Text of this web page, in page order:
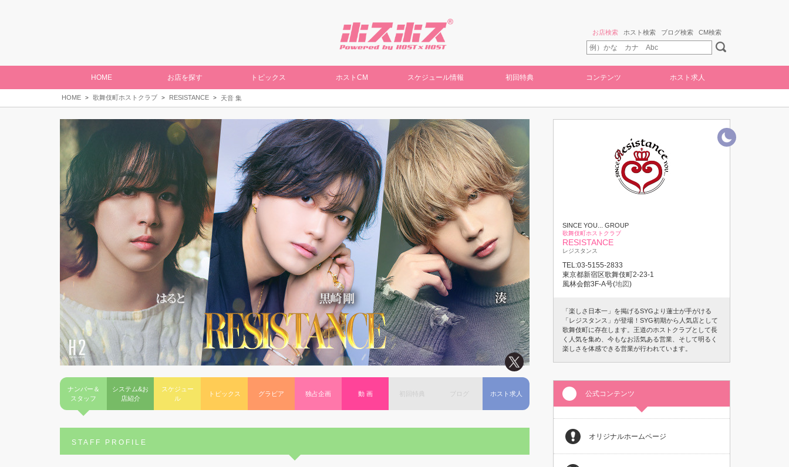
お店検索 ホスト検索 ブログ検索 CM検索
HOME お店を探す トピックス ホストCM スケジュール情報 初回特典 コンテンツ ホスト求人
HOME 歌舞伎町ホストクラブ RESISTANCE 天音 集
ナンバー＆
スタッフ
システム&お
店紹介
スケジュー
ル
トピックス グラビア 独占企画 動 画 初回特典 ブログ ホスト求人
STAFF PROFILE
SINCE YOU... GROUP
歌舞伎町ホストクラブ
RESISTANCE
レジスタンス
TEL:03-5155-2833
東京都新宿区歌舞伎町2-23-1
風林会館3F-A号(地図)
「楽しさ日本一」を掲げるSYGより蓮士が手がける
「レジスタンス」が登場！SYG初期から人気店として
歌舞伎町に存在します。王道のホストクラブとして長
く人気を集め、今もなお活気ある営業、そして明るく
楽しさを体感できる営業が行われています。
公式コンテンツ
オリジナルホームページ